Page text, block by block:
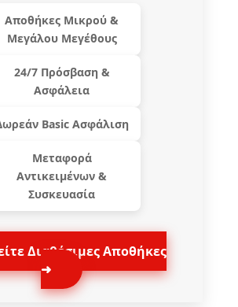
Αποθήκες Μικρού &
Μεγάλου Μεγέθους
24/7 Πρόσβαση &
Ασφάλεια
Basic Ασφάλιση
Μεταφορά
Αντικειμένων &
Συσκευασία
Διαθέσιμες Αποθήκες
➜